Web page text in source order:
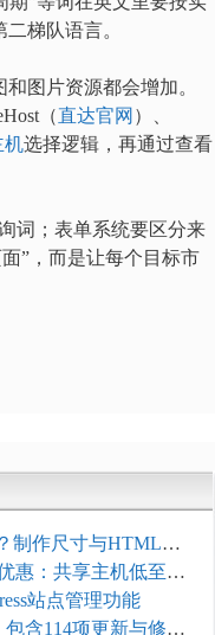
梯队语言。
图片资源都会增加。
（直达官网 ）、
机选择逻辑，再通过查看
词；表单系统要区分来
”，而是让每个目标市
制作尺寸与HTML添
惠：共享主机低至
折扣站点管理功能
包含114项更新与修